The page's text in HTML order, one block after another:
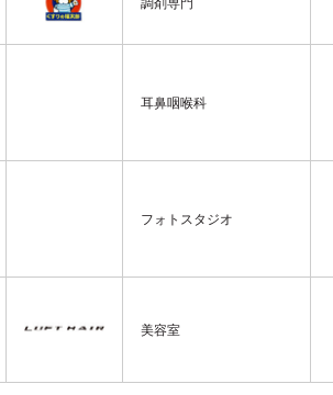
耳鼻咽喉科
フォトスタジオ
美容室